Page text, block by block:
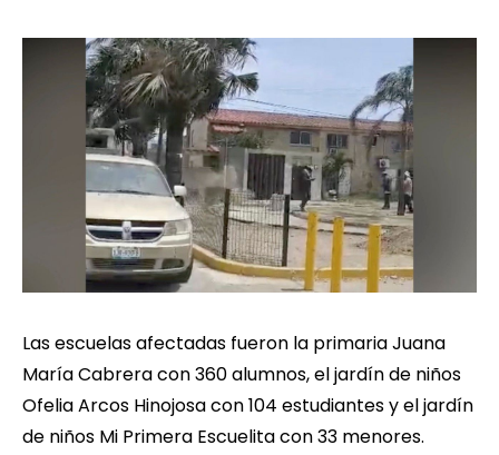
Las escuelas afectadas fueron la primaria Juana
María Cabrera con 360 alumnos, el jardín de niños
Ofelia Arcos Hinojosa con 104 estudiantes y el jardín
de niños Mi Primera Escuelita con 33 menores.